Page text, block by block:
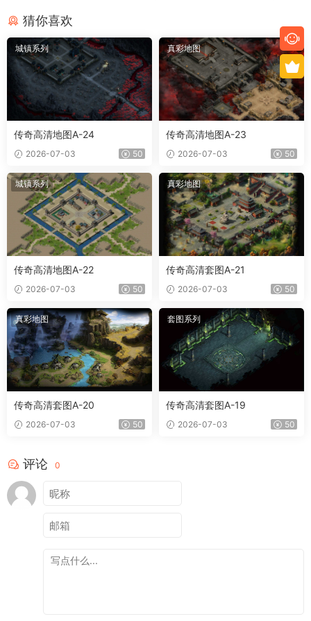
猜你喜欢
城镇系列
传奇高清地图A-24
2026-07-03 50
真彩地图
传奇高清地图A-23
2026-07-03 50
城镇系列
传奇高清地图A-22
2026-07-03 50
真彩地图
传奇高清套图A-21
2026-07-03 50
真彩地图
传奇高清套图A-20
2026-07-03 50
套图系列
传奇高清套图A-19
2026-07-03 50
评论 0